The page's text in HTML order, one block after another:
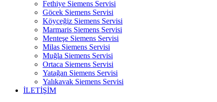
Fethiye Siemens Servisi
Göcek Siemens Servisi
Köyceğiz Siemens Servisi
Marmaris Siemens Servisi
Menteşe Siemens Servisi
Milas Siemens Servisi
Muğla Siemens Servisi
Ortaca Siemens Servisi
Yatağan Siemens Servisi
Yalıkavak Siemens Servisi
İLETİŞİM